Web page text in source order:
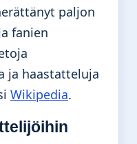
paljon
fanien
ja haastatteluja
Wikipedia.